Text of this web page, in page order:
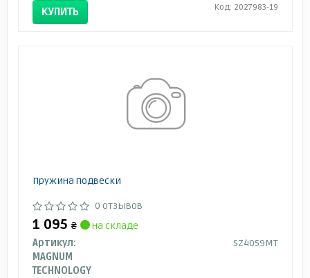
КУПИТЬ Код: 2027983-19
Пружина подвески
0 отзывов
1 095 ₴
на складе
Артикул:
SZ4059MT
MAGNUM
TECHNOLOGY